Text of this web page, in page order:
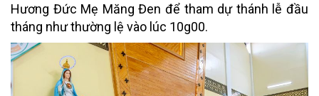
Hương Đức Mẹ Măng Đen để tham dự thánh lễ đầu
tháng như thường lệ vào lúc 10g00.